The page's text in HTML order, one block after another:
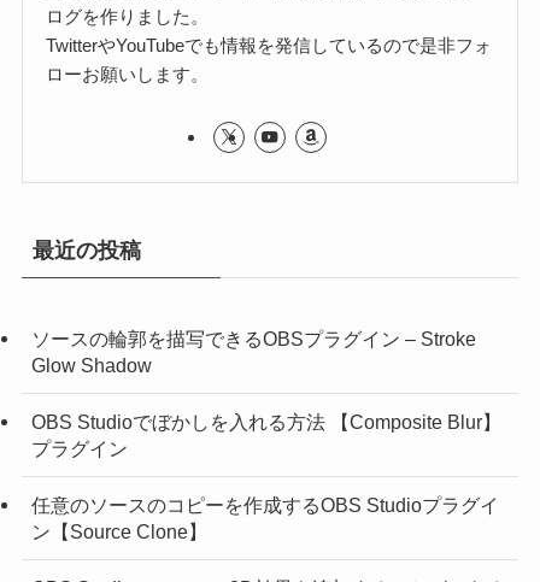
ログを作りました。
TwitterやYouTubeでも情報を発信しているので是非フォ
ローお願いします。
最近の投稿
ソースの輪郭を描写できるOBSプラグイン – Stroke
Glow Shadow
OBS Studioでぼかしを入れる方法 【Composite Blur】
プラグイン
任意のソースのコピーを作成するOBS Studioプラグイ
ン【Source Clone】